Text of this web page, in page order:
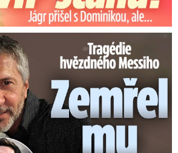
Zemřel mu táta (†68)!